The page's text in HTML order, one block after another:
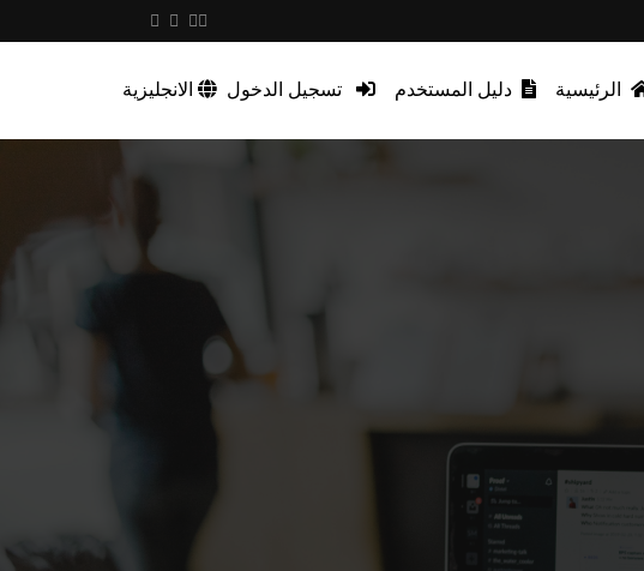
الرئيسية دليل المستخدم تسجيل الدخول الانجليزية